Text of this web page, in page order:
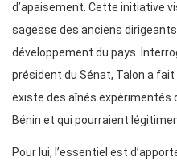
d’apaisement. Cette initiative
sagesse des anciens
développement du pays.
président du Sénat, Talon a fait
existe des aînés expérimentés
Bénin et qui pourraient
Pour lui, l’essentiel est